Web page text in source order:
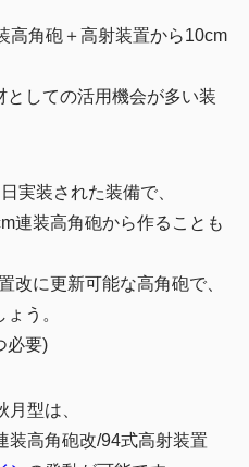
高角砲＋高射装置から10cm
しての活用機会が多い装
実装された装備で、
連装高角砲から作ることも
改に更新可能な高角砲で、
う。
必要)
型は、
装高角砲改/94式高射装置